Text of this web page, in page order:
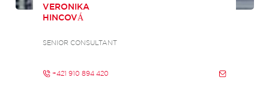
VERONIKA
HINCOVÁ
SENIOR CONSULTANT
+421 910 894 420